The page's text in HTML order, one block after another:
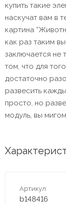
купить такие
наскучат вам в
картина
как раз таким
заключается не
том, что для
достаточно
развесить
просто, но
модуль, вы
Артикул
b148416